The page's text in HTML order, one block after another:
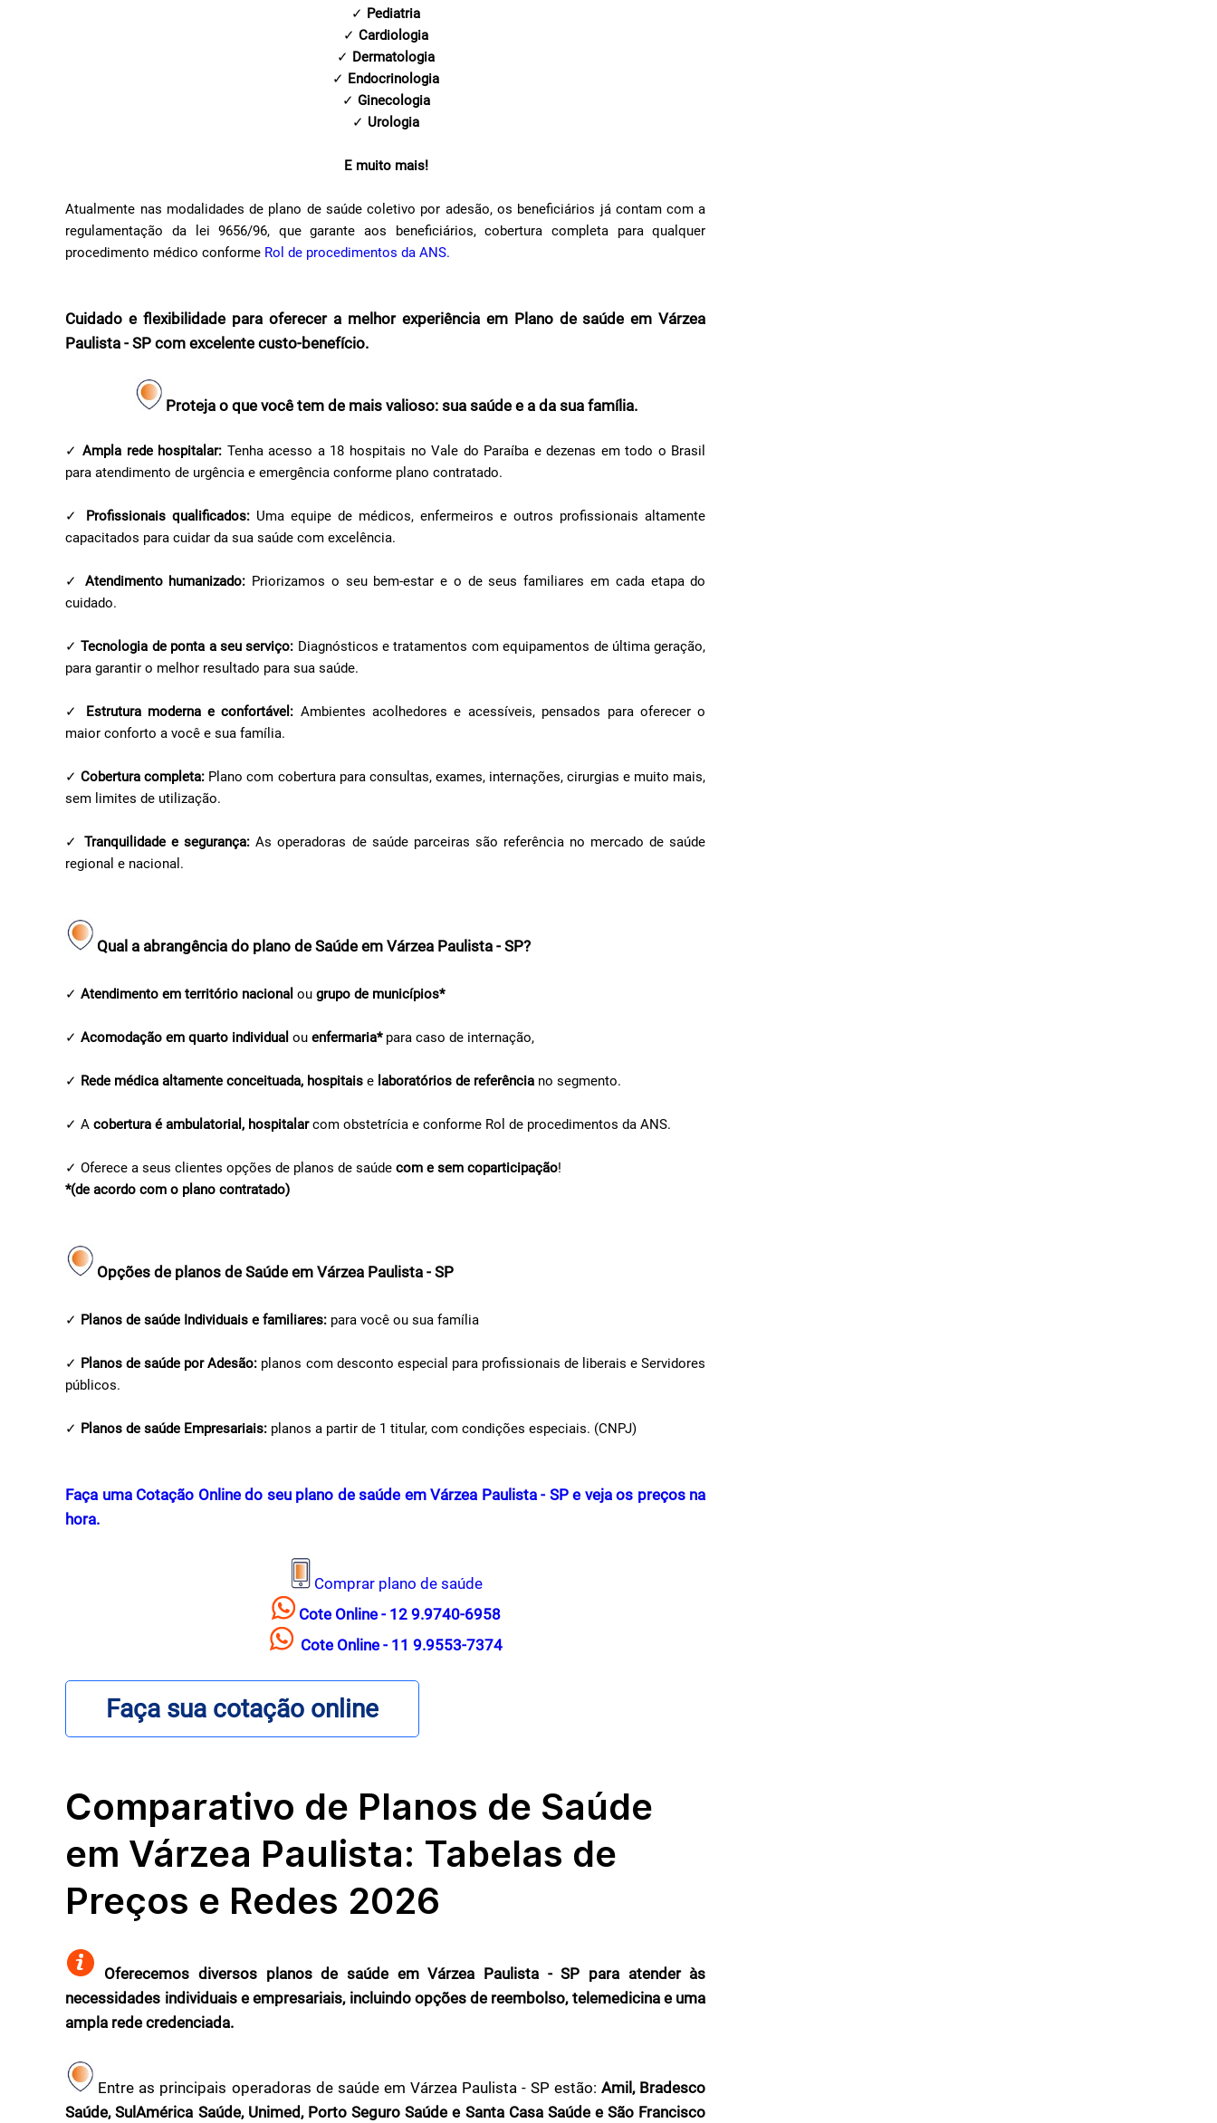
✓ Pediatria
✓Cardiologia
✓ Dermatologia
✓ Endocrinologia
✓ Ginecologia
✓ Urologia
E muito mais!
Atualmente nas modalidades de plano de saúde coletivo por adesão, os beneficiários já contam com a
regulamentação da lei 9656/96, que garante aos beneficiários, cobertura completa para qualquer
procedimento médico conforme Rol de procedimentos da ANS.
Cuidado e flexibilidade para oferecer a melhor experiência em Plano de saúde em Várzea
Paulista - SP com excelente custo-benefício.
Proteja o que você tem de mais valioso: sua saúde e a da sua família.
✓Ampla rede hospitalar: Tenha acesso a 18 hospitais no Vale do Paraíba e dezenas em todo o Brasil
para atendimento de urgência e emergência conforme plano contratado.
✓ Profissionais qualificados: Uma equipe de médicos, enfermeiros e outros profissionais altamente
capacitados para cuidar da sua saúde com excelência.
✓Atendimento humanizado: Priorizamos o seu bem-estar e o de seus familiares em cada etapa do
cuidado.
✓Tecnologia de ponta a seu serviço: Diagnósticos e tratamentos com equipamentos de última geração,
para garantir o melhor resultado para sua saúde.
✓ Estrutura moderna e confortável: Ambientes acolhedores e acessíveis, pensados para oferecer o
maior conforto a você e sua família.
✓Cobertura completa: Plano com cobertura para consultas, exames, internações, cirurgias e muito mais,
sem limites de utilização.
✓Tranquilidade e segurança: As operadoras de saúde parceiras são referência no mercado de saúde
regional e nacional.
Qual a abrangência do plano de Saúde em Várzea Paulista - SP?
✓Atendimento em território nacional ougrupo de municípios*
✓Acomodação em quarto individual ouenfermaria*para caso de internação,
✓ Rede médica altamente conceituada, hospitais e laboratórios de referência no segmento.
✓ Acobertura é ambulatorial, hospitalarcom obstetrícia e conforme Rol de procedimentos da ANS.
✓ Oferece a seus clientes opções de planos de saúdecom e sem coparticipação!
*(de acordo com o plano contratado)
Opções de planos de Saúde em Várzea Paulista - SP
✓ Planos de saúde Individuais e familiares: para você ou sua família
✓ Planos de saúde por Adesão: planos com desconto especial para profissionais de liberais e Servidores
públicos.
✓ Planos de saúde Empresariais: planos a partir de 1 titular, com condições especiais. (CNPJ)
Faça uma Cotação Online do seu plano de saúde em Várzea Paulista - SP e veja os preços na
hora.
Comprar plano de saúde
Cote Online - 12 9.9740-6958
Cote Online - 11 9.9553-7374
Faça sua cotação online
Comparativo de Planos de Saúde
em Várzea Paulista: Tabelas de
Preços e Redes 2026
Oferecemos diversos planos de saúde em Várzea Paulista - SP para atender às
necessidades individuais e empresariais, incluindo opções de reembolso, telemedicina e uma
ampla rede credenciada.
Entre as principais operadoras de saúde em Várzea Paulista - SP estão: Amil, Bradesco
Saúde, SulAmérica Saúde, Unimed, Porto Seguro Saúde e Santa Casa Saúde e São Francisco